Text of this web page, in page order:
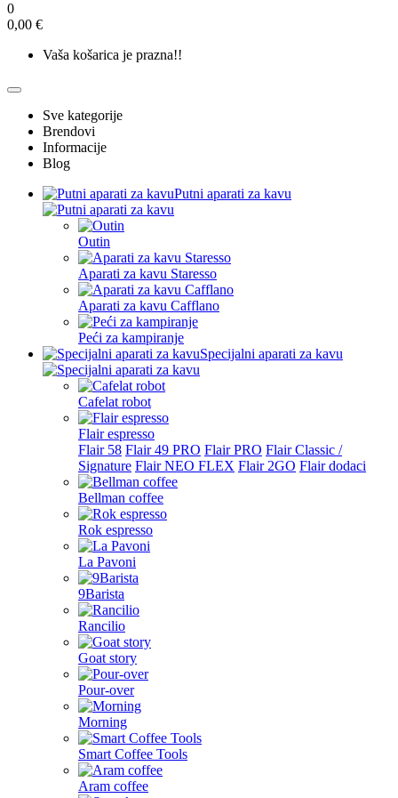
0
0,00 €
Vaša košarica je prazna!!
Sve kategorije
Brendovi
Informacije
Blog
Putni aparati za kavu
Outin
Aparati za kavu Staresso
Aparati za kavu Cafflano
Peći za kampiranje
Specijalni aparati za kavu
Cafelat robot
Flair espresso
Flair 58 Flair 49 PRO Flair PRO Flair Classic /
Signature Flair NEO FLEX Flair 2GO Flair dodaci
Bellman coffee
Rok espresso
La Pavoni
9Barista
Rancilio
Goat story
Pour-over
Morning
Smart Coffee Tools
Aram coffee